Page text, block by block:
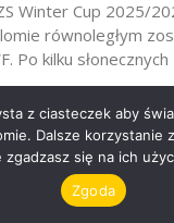
Winter Cup 2025/
równoległym
Po kilku słonecznych
z ciasteczek aby
Dalsze korzystanie
zgadzasz się na ich
Zgoda